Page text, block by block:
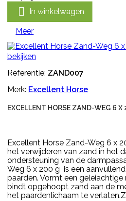
 In winkelwagen
Meer
bekijken
Referentie: ZAND007
Merk: Excellent Horse
EXCELLENT HORSE ZAND-WEG 6 X
Excellent Horse Zand-Weg 6 x
het verwijderen van zand in het
ondersteuning van de
Weg 6 x 200 g is een
paarden. Vormt een geleiachtige
bindt opgehoopt zand aan de
het paardenlichaam te